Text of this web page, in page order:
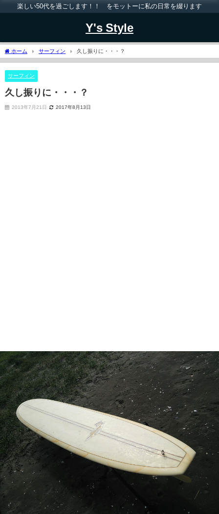
楽しい50代を過ごします！！ をモットーに私の日常を綴ります
Y's Style
ホーム サーフィン 久し振りに・・・？
サーフィン
久し振りに・・・？
2013年7月21日 2017年8月13日